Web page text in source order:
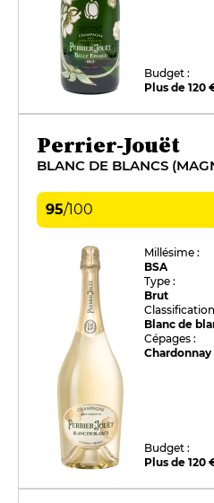
Budget :
Plus de 120
Perrier-Jouët
BLANC DE BLANCS
95/100
Millésime :
BSA
Type :
Brut
Blanc de
Cépages :
Chardonnay
Budget :
Plus de 120